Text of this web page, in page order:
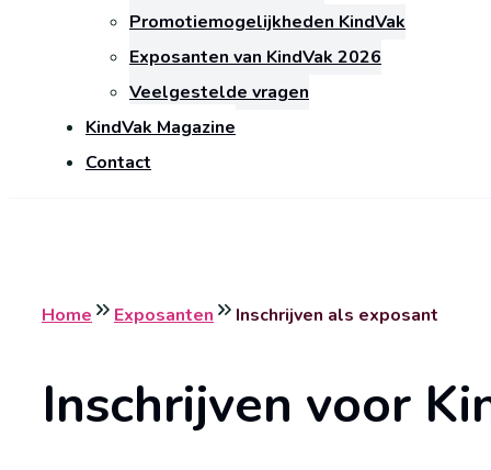
Promotiemogelijkheden KindVak
Exposanten van KindVak 2026
Veelgestelde vragen
KindVak Magazine
Contact
Home Exposanten Inschrijven als exposant
Inschrijven voor